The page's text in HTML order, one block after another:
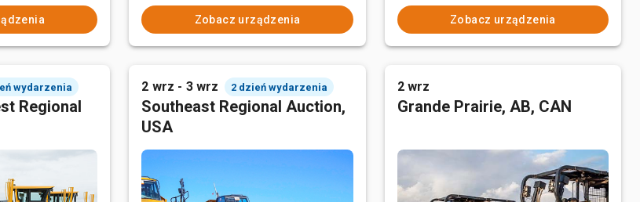
Zobacz urządzenia Zobacz urządzenia
wydarzenia
Regional
2 wrz - 3 wrz 2 dzień wydarzenia
Southeast Regional Auction,
USA
2 wrz
Grande Prairie, AB, CAN